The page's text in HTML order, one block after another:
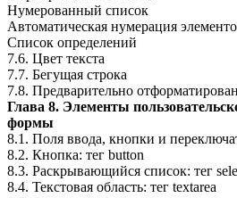
Нумерованный список
Автоматическая нумерация
Список определений
7.6. Цвет текста
7.7. Бегущая строка
7.8. Предварительно
Глава 8. Элементы
формы
8.1. Поля ввода, кнопки и
8.2. Кнопка: тег button
8.3. Раскрывающийся список: тег
8.4. Текстовая область: тег textarea